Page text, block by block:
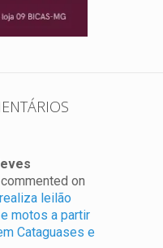
commented on
leilão
motos a partir
Cataguases e